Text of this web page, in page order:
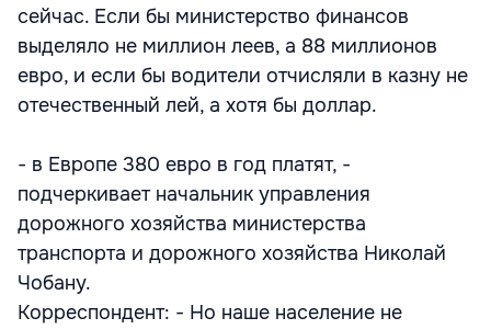
сейчас. Если бы министерство финансов
выделяло не миллион леев, а 88 миллионов
евро, и если бы водители отчисляли в казну не
отечественный лей, а хотя бы доллар.
- в Европе 380 евро в год платят, -
подчеркивает начальник управления
дорожного хозяйства министерства
транспорта и дорожного хозяйства Николай
Чобану.
Корреспондент: - Но наше население не